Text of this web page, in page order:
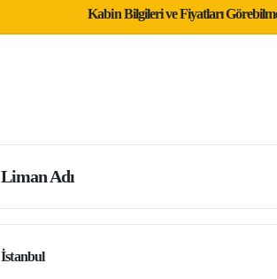
Kabin Bilgileri ve Fiyatları
Liman Adı
İstanbul